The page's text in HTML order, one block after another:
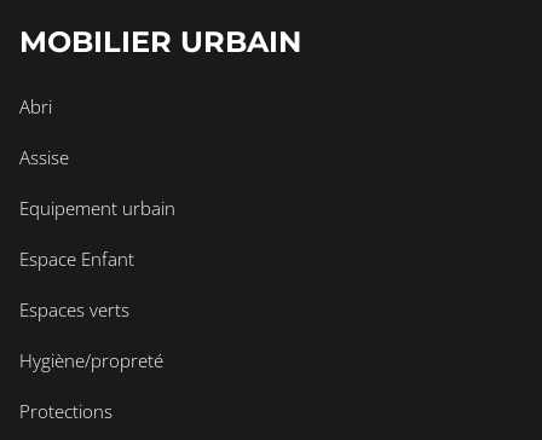
MOBILIER URBAIN
Abri
Assise
Equipement urbain
Espace Enfant
Espaces verts
Hygiène/propreté
Protections